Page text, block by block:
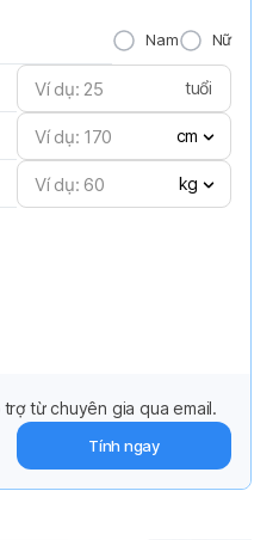
Nam Nữ
tuổi
cm
kg
từ chuyên gia qua email.
Tính ngay